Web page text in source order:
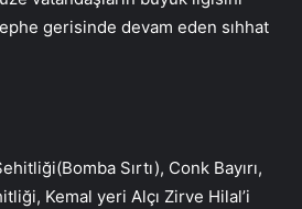
gerisinde devam eden sıhhat
Sırtı), Conk Bayırı,
Kemal yeri Alçı Zirve Hilal’i